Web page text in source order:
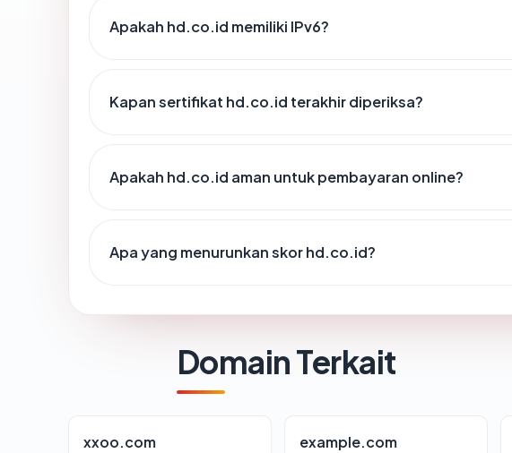
Apakah hd.co.id memiliki IPv6?
Kapan sertifikat hd.co.id terakhir diperiksa?
Apakah hd.co.id aman untuk pembayaran online?
Apa yang menurunkan skor hd.co.id?
Domain Terkait
xxoo.com example.com